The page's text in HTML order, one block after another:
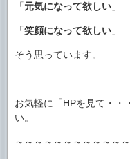
「元気になって欲しい 」
「笑顔になって欲しい 」
そう思っています。
お気軽に「HPを見て・・
い。
～～～～～～～～～～～